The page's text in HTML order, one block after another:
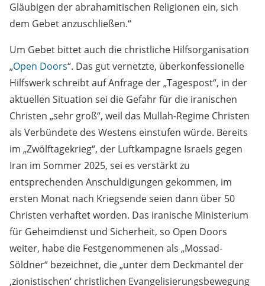
Gläubigen der abrahamitischen Religionen ein, sich
dem Gebet anzuschließen.“
Um Gebet bittet auch die christliche Hilfsorganisation
„Open Doors“. Das gut vernetzte, überkonfessionelle
Hilfswerk schreibt auf Anfrage der „Tagespost“, in der
aktuellen Situation sei die Gefahr für die iranischen
Christen „sehr groß“, weil das Mullah-Regime Christen
als Verbündete des Westens einstufen würde. Bereits
im „Zwölftagekrieg“, der Luftkampagne Israels gegen
Iran im Sommer 2025, sei es verstärkt zu
entsprechenden Anschuldigungen gekommen, im
ersten Monat nach Kriegsende seien dann über 50
Christen verhaftet worden. Das iranische Ministerium
für Geheimdienst und Sicherheit, so Open Doors
weiter, habe die Festgenommenen als „Mossad-
Söldner“ bezeichnet, die „unter dem Deckmantel der
‚zionistischen‘ christlichen Evangelisierungsbewegung